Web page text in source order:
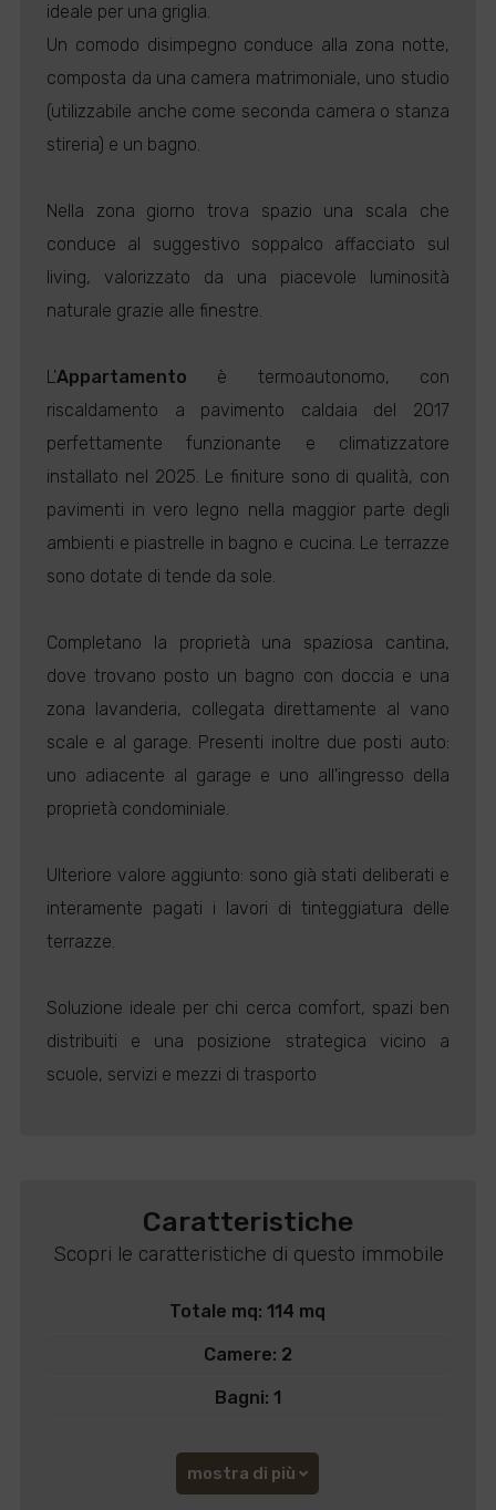
ideale per una griglia.
Un comodo disimpegno conduce alla zona notte,
composta da una camera matrimoniale, uno studio
(utilizzabile anche come seconda camera o stanza
stireria) e un bagno.
Nella zona giorno trova spazio una scala che
conduce al suggestivo soppalco affacciato sul
living, valorizzato da una piacevole luminosità
naturale grazie alle finestre.
L'Appartamento è termoautonomo, con
riscaldamento a pavimento caldaia del 2017
perfettamente funzionante e climatizzatore
installato nel 2025. Le finiture sono di qualità, con
pavimenti in vero legno nella maggior parte degli
ambienti e piastrelle in bagno e cucina. Le terrazze
sono dotate di tende da sole.
Completano la proprietà una spaziosa cantina,
dove trovano posto un bagno con doccia e una
zona lavanderia, collegata direttamente al vano
scale e al garage. Presenti inoltre due posti auto:
uno adiacente al garage e uno all'ingresso della
proprietà condominiale.
Ulteriore valore aggiunto: sono già stati deliberati e
interamente pagati i lavori di tinteggiatura delle
terrazze.
Soluzione ideale per chi cerca comfort, spazi ben
distribuiti e una posizione strategica vicino a
scuole, servizi e mezzi di trasporto
Caratteristiche
Scopri le caratteristiche di questo immobile
Totale mq: 114 mq
Camere: 2
Bagni: 1
mostra di più